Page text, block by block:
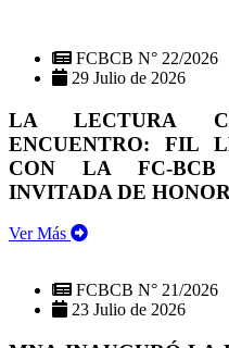
FCBCB N° 22/2026
29 Julio de 2026
LA LECTURA
ENCUENTRO: FIL
CON LA FC-BCB
INVITADA DE HONOR
Ver Más
FCBCB N° 21/2026
23 Julio de 2026